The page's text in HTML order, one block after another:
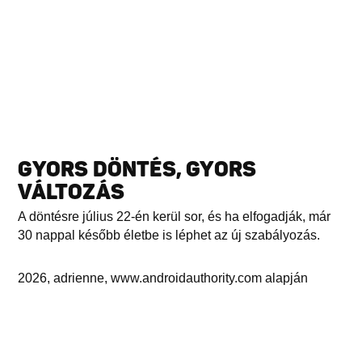
GYORS DÖNTÉS, GYORS
VÁLTOZÁS
A döntésre július 22-én kerül sor, és ha elfogadják, már
30 nappal később életbe is léphet az új szabályozás.
2026, adrienne, www.androidauthority.com alapján